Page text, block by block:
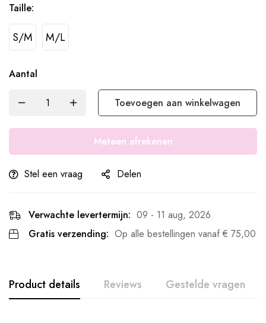
Taille:
S/M M/L
Aantal
Toevoegen aan winkelwagen
Meteen afrekenen
Stel een vraag Delen
Verwachte levertermijn: 09 - 11 aug, 2026
Gratis verzending: Op alle bestellingen vanaf € 75,00
Product details Reviews Gestelde vragen